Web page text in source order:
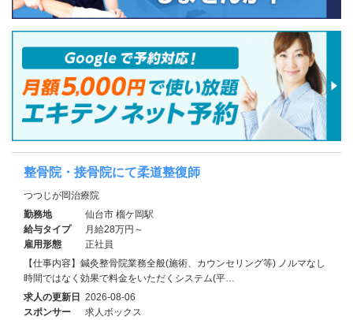
整骨院・接骨院にて柔道整復師
つつじが岡治療院
勤務地
仙台市 榴ケ岡駅
給与タイプ
月給28万円～
雇用形態
正社員
【仕事内容】鍼灸整骨院業務全般(施術、カウンセリング等) ノルマなし
時間ではなく効果で料金をいただくシステム(平…
求人の更新日 2026-08-06
スポンサー
求人ボックス